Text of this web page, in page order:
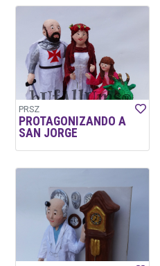
PRSZ
PROTAGONIZANDO A
SAN JORGE